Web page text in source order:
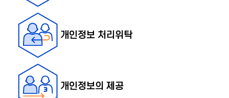
개인정보 처리위탁
개인정보의 제공